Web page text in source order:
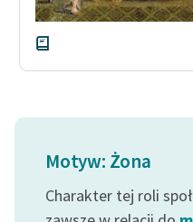
Motyw: Żona
Charakter tej roli